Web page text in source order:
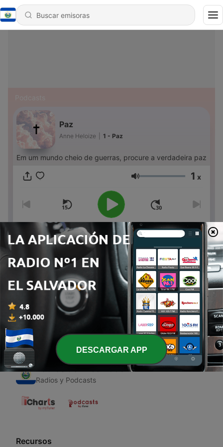
Paz
Anne Heloize 1 - Paz
Em um mundo cheio de guerras, procure a verdadeira paz
Volumen 1 x
00:00
Episodios
1 - Paz
Radios de El Salvador
Radios y Podcasts
Recursos
DESCARGAR APP